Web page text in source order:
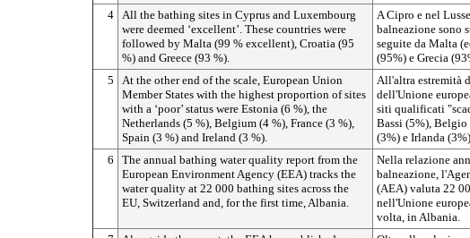
4
All the bathing sites in Cyprus and Luxembourg
were deemed ‘excellent’. These countries were
followed by Malta (99 % excellent), Croatia (95
%) and Greece (93 %).
A Cipro e nel
balneazione sono
seguite da Malta
(95%) e Grecia
5
At the other end of the scale, European Union
Member States with the highest proportion of sites
with a ‘poor’ status were Estonia (6 %), the
Netherlands (5 %), Belgium (4 %), France (3 %),
Spain (3 %) and Ireland (3 %).
All'altra estremità
dell'Unione
siti qualificati
Bassi (5%), Belgio
(3%) e Irlanda
6
The annual bathing water quality report from the
European Environment Agency (EEA) tracks the
water quality at 22 000 bathing sites across the
EU, Switzerland and, for the first time, Albania.
Nella relazione
balneazione,
(AEA) valuta 22
nell'Unione
volta, in Albania.